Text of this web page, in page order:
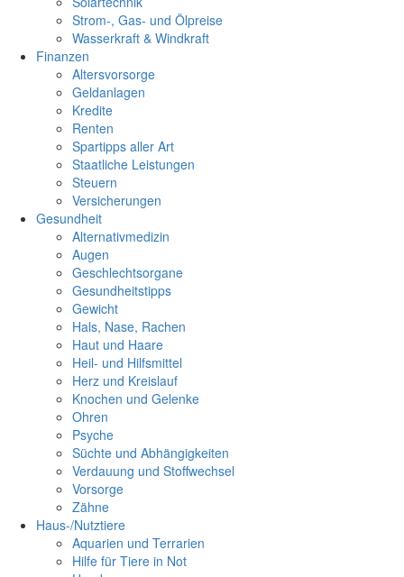
Strom-, Gas- und Ölpreise
Wasserkraft & Windkraft
Finanzen
Altersvorsorge
Geldanlagen
Kredite
Renten
Spartipps aller Art
Staatliche Leistungen
Steuern
Versicherungen
Gesundheit
Alternativmedizin
Augen
Geschlechtsorgane
Gesundheitstipps
Gewicht
Hals, Nase, Rachen
Haut und Haare
Heil- und Hilfsmittel
Herz und Kreislauf
Knochen und Gelenke
Ohren
Psyche
Süchte und Abhängigkeiten
Verdauung und Stoffwechsel
Vorsorge
Zähne
Haus-/Nutztiere
Aquarien und Terrarien
Hilfe für Tiere in Not